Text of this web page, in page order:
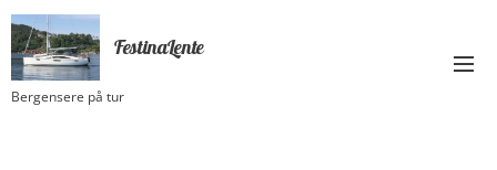
FestinaLente
Bergensere på tur